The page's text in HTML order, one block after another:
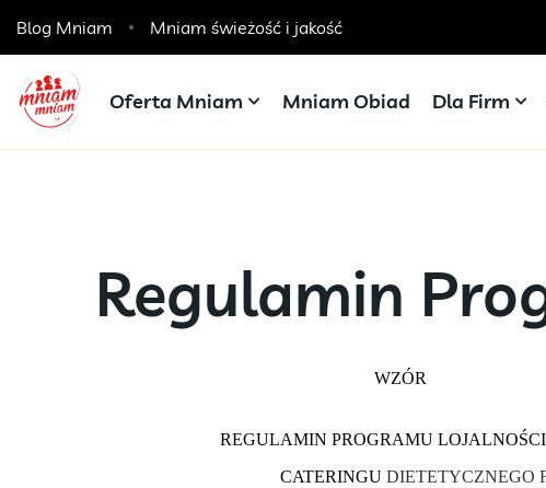
Blog Mniam Mniam świeżość i jakość
Catering dla szkół, przedszkoli i żłobków
Oferta Mniam Mniam Obiad Dla Firm
Regulamin
WZÓR
REGULAMIN PROGRAMU
CATERINGUDIETETYCZNEGO